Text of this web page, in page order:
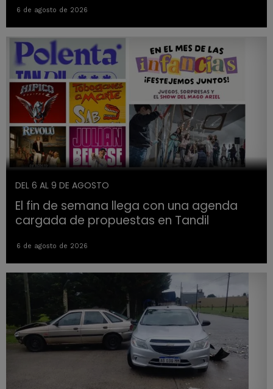
6 de agosto de 2026
DEL 6 AL 9 DE AGOSTO
El fin de semana llega con una agenda
cargada de propuestas en Tandil
6 de agosto de 2026